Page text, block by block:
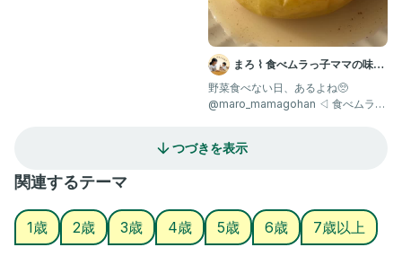
まろ ⌇ 食べムラっ子ママの味方
| 幼児食1歳〜
野菜食べない日、あるよね🥺
@maro_mamagohan ◁ 食べムラっ
つづきを表示
関連するテーマ
1歳 2歳 3歳 4歳 5歳 6歳 7歳以上